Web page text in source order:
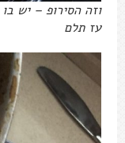
וזה הסירופ – יש
עז תלם